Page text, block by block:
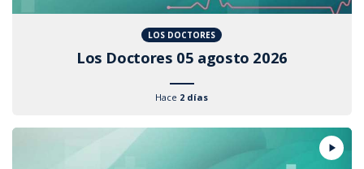
LOS DOCTORES
Los Doctores 05 agosto 2026
Hace 2 días